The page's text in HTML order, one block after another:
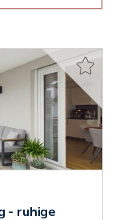
- ruhige